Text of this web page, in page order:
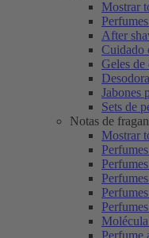
Mostrar
After
Cuidado
Geles de
Jabones
Sets de
Notas de
Mostrar
Perfume